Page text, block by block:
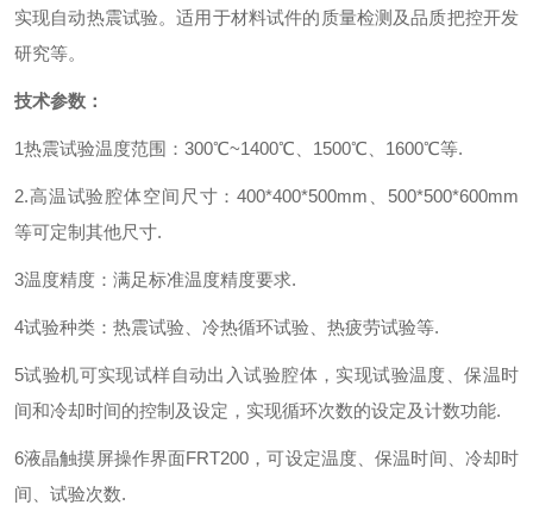
实现自动热震试验。适用于材料试件的质量检测及品质把控开发
研究等。
技术参数：
1热震试验温度范围： 300℃~1400℃、 1500℃、 1600℃等.
2.高温试验腔体空间尺寸：400*400*500mm
500*500*600mm
等可定制其他尺寸.
3温度精度：满足标准温度精度要求.
4试验种类：热震试验、冷热循环试验、热疲劳试验等.
5试验机可实现试样自动出入试验腔体，实现试验温度、保温时
间和冷却时间的控制及设定，实现循环次数的设定及计数功能.
6液晶触摸屏操作界面FRT200 ，可设定温度、保温时间、冷却时
间、试验次数.